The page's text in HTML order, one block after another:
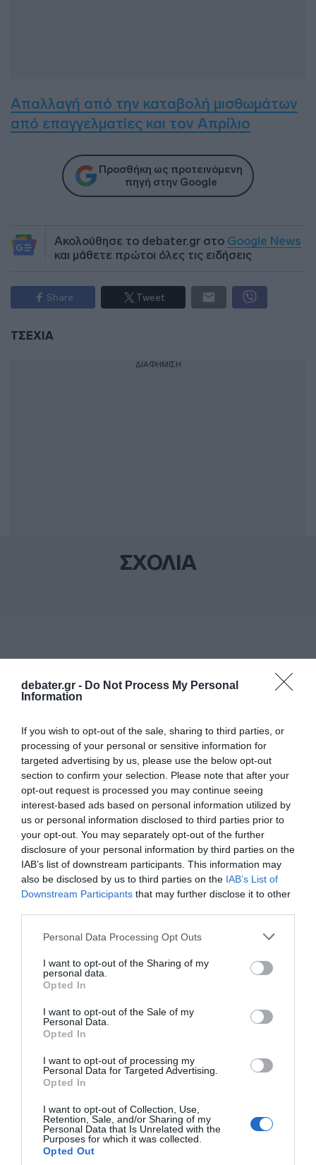
debater.gr - Do Not Process My Personal
Information
If you wish to opt-out of the sale, sharing to third parties, or
processing of your personal or sensitive information for
targeted advertising by us, please use the below opt-out
section to confirm your selection. Please note that after your
opt-out request is processed you may continue seeing
interest-based ads based on personal information utilized by
us or personal information disclosed to third parties prior to
your opt-out. You may separately opt-out of the further
disclosure of your personal information by third parties on the
IAB’s list of downstream participants. This information may
also be disclosed by us to third parties on the IAB’s List of
Downstream Participants that may further disclose it to other
Please note that this website/app uses one or more Google
not limited to your visit or usage behaviour. You may click to
grant or deny consent to Google and its third-party tags to
use your data for below specified purposes in below Google
consent section.
Personal Data Processing Opt Outs
I want to opt-out of the Sharing of my
personal data.
Opted In
I want to opt-out of the Sale of my
Personal Data.
Opted In
I want to opt-out of processing my
Personal Data for Targeted Advertising.
Opted In
I want to opt-out of Collection, Use,
Retention, Sale, and/or Sharing of my
Personal Data that Is Unrelated with the
Purposes for which it was collected.
Opted Out
Απαλλαγή από την καταβολή μισθωμάτων
από επαγγελματίες και τον Απρίλιο
Προσθήκη ως προτεινόμενη
πηγή στην Google
Ακολούθησε το debater.gr στο Google News
και μάθετε πρώτοι όλες τις ειδήσεις
Share Tweet
ΤΣΕΧΙΑ
ΔΙΑΦΗΜΙΣΗ
ΣΧΟΛΙΑ
ΔΙΕΘΝΗ